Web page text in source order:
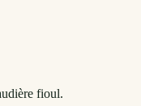
fioul.